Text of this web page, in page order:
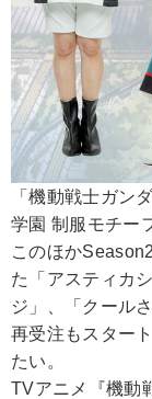
「機動戦士ガン
学園 制服モチー
このほか
た「アスティカ
ジ」、「クール
再受注もスター
たい。
TVアニメ『機動